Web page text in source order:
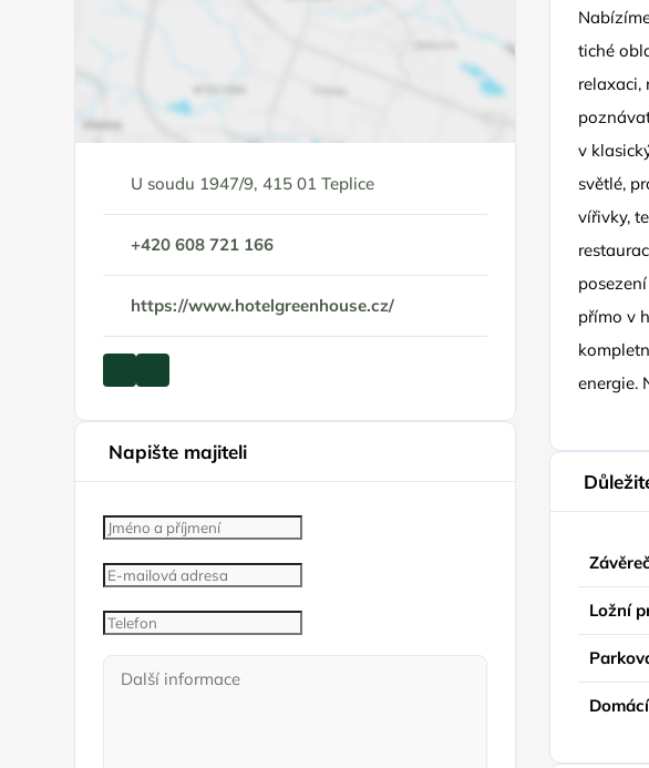
U soudu 1947/9, 415 01 Teplice
+420 608 721 166
https://www.hotelgreenhouse.cz/
Napište majiteli
tiché
relaxaci,
v
světlé,
vířivky,
přímo v
energie.
Ložní